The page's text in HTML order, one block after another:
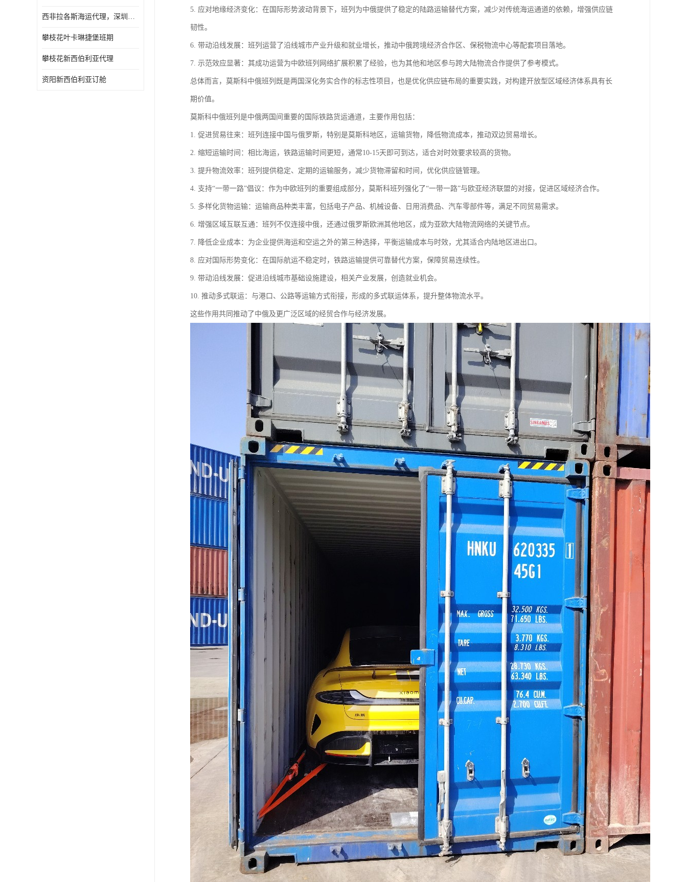
西非拉各斯海运代理，深圳成都拉各斯海运
攀枝花叶卡琳捷堡班期
攀枝花新西伯利亚代理
资阳新西伯利亚订舱
5. 应对地缘经济变化：在国际形势波动背景下，班列为中俄提供了稳定的陆路运输替代方案，减少对传统海运通道的依赖，增强供应链
韧性。
6. 带动沿线发展：班列运营了沿线城市产业升级和就业增长，推动中俄跨境经济合作区、保税物流中心等配套项目落地。
7. 示范效应显著：其成功运营为中欧班列网络扩展积累了经验，也为其他和地区参与跨大陆物流合作提供了参考模式。
总体而言，莫斯科中俄班列既是两国深化务实合作的标志性项目，也是优化供应链布局的重要实践，对构建开放型区域经济体系具有长
期价值。
莫斯科中俄班列是中俄两国间重要的国际铁路货运通道，主要作用包括：
1. 促进贸易往来：班列连接中国与俄罗斯，特别是莫斯科地区，运输货物，降低物流成本，推动双边贸易增长。
2. 缩短运输时间：相比海运，铁路运输时间更短，通常10-15天即可到达，适合对时效要求较高的货物。
3. 提升物流效率：班列提供稳定、定期的运输服务，减少货物滞留和时间，优化供应链管理。
4. 支持“一带一路”倡议：作为中欧班列的重要组成部分，莫斯科班列强化了“一带一路”与欧亚经济联盟的对接，促进区域经济合作。
5. 多样化货物运输：运输商品种类丰富，包括电子产品、机械设备、日用消费品、汽车零部件等，满足不同贸易需求。
6. 增强区域互联互通：班列不仅连接中俄，还通过俄罗斯欧洲其他地区，成为亚欧大陆物流网络的关键节点。
7. 降低企业成本：为企业提供海运和空运之外的第三种选择，平衡运输成本与时效，尤其适合内陆地区进出口。
8. 应对国际形势变化：在国际航运不稳定时，铁路运输提供可靠替代方案，保障贸易连续性。
9. 带动沿线发展：促进沿线城市基础设施建设，相关产业发展，创造就业机会。
10. 推动多式联运：与港口、公路等运输方式衔接，形成的多式联运体系，提升整体物流水平。
这些作用共同推动了中俄及更广泛区域的经贸合作与经济发展。